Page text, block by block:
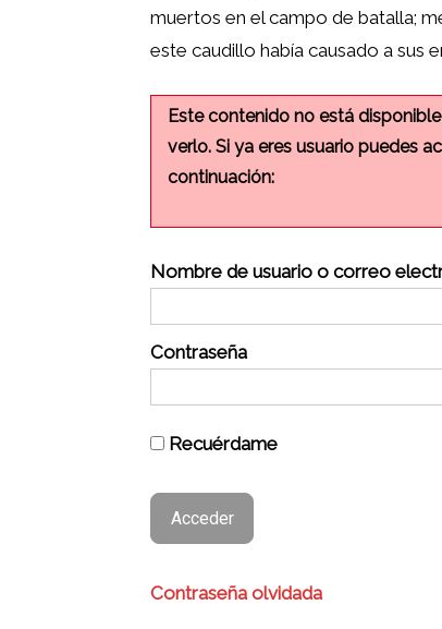
muertos en el campo de batalla;
este caudillo había causado a sus
Este contenido no está
verlo. Si ya eres usuario puedes
continuación:
Nombre de usuario o correo
Contraseña
Recuérdame
Contraseña olvidada